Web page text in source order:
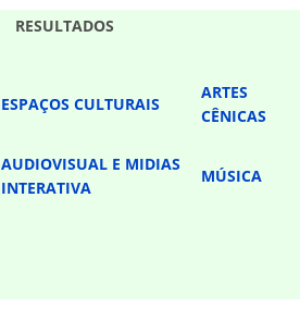
RESULTADOS
ESPAÇOS CULTURAIS
ARTES
CÊNICAS
AUDIOVISUAL E MIDIAS
INTERATIVA
MÚSICA